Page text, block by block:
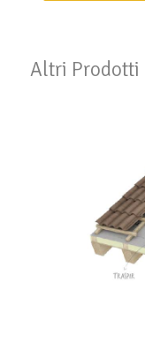
Altri Prodotti